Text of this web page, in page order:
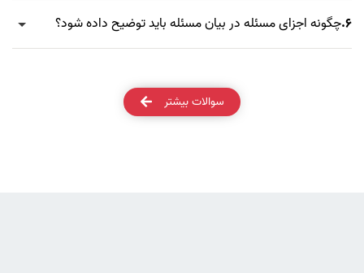
6.چگونه اجزای مسئله در بیان مسئله باید توضیح داده شود؟
سوالات بیشتر